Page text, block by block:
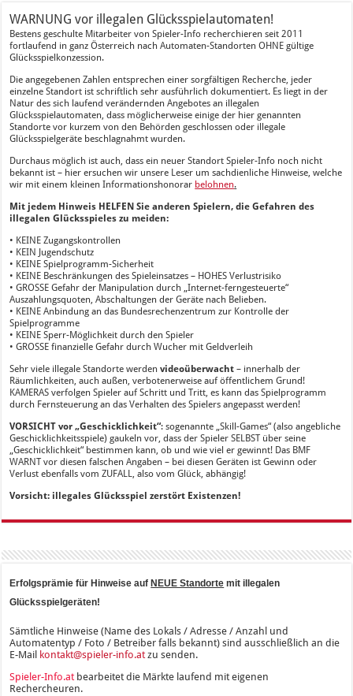
WARNUNG vor illegalen Glücksspielautomaten!
Bestens geschulte Mitarbeiter von Spieler-Info recherchieren seit 2011
fortlaufend in ganz Österreich nach Automaten-Standorten OHNE gültige
Glücksspielkonzession.
Die angegebenen Zahlen entsprechen einer sorgfältigen Recherche, jeder
einzelne Standort ist schriftlich sehr ausführlich dokumentiert. Es liegt in der
Natur des sich laufend verändernden Angebotes an illegalen
Glücksspielautomaten, dass möglicherweise einige der hier genannten
Standorte vor kurzem von den Behörden geschlossen oder illegale
Glücksspielgeräte beschlagnahmt wurden.
Durchaus möglich ist auch, dass ein neuer Standort Spieler-Info noch nicht
bekannt ist – hier ersuchen wir unsere Leser um sachdienliche Hinweise, welche
wir mit einem kleinen Informationshonorar belohnen.
Mit jedem Hinweis HELFEN Sie anderen Spielern, die Gefahren des
illegalen Glücksspieles zu meiden:
• KEINE Zugangskontrollen
• KEIN Jugendschutz
• KEINE Spielprogramm-Sicherheit
• KEINE Beschränkungen des Spieleinsatzes – HOHES Verlustrisiko
• GROSSE Gefahr der Manipulation durch „Internet-ferngesteuerte“
Auszahlungsquoten, Abschaltungen der Geräte nach Belieben.
• KEINE Anbindung an das Bundesrechenzentrum zur Kontrolle der
Spielprogramme
• KEINE Sperr-Möglichkeit durch den Spieler
• GROSSE finanzielle Gefahr durch Wucher mit Geldverleih
Sehr viele illegale Standorte werdenvideoüberwacht– innerhalb der
Räumlichkeiten, auch außen, verbotenerweise auf öffentlichem Grund!
KAMERAS verfolgen Spieler auf Schritt und Tritt, es kann das Spielprogramm
durch Fernsteuerung an das Verhalten des Spielers angepasst werden!
VORSICHT vor „Geschicklichkeit“: sogenannte „Skill-Games“ (also angebliche
Geschicklichkeitsspiele) gaukeln vor, dass der Spieler SELBST über seine
„Geschicklichkeit“ bestimmen kann, ob und wie viel er gewinnt! Das BMF
WARNT vor diesen falschen Angaben – bei diesen Geräten ist Gewinn oder
Verlust ebenfalls vom ZUFALL, also vom Glück, abhängig!
Vorsicht: illegales Glücksspiel zerstört Existenzen!
Erfolgsprämie für Hinweise aufNEUE Standorte mit illegalen
Glücksspielgeräten!
Sämtliche Hinweise (Name des Lokals / Adresse / Anzahl und
Automatentyp / Foto / Betreiber falls bekannt) sind ausschließlich an die
E-Mail kontakt@spieler-info.atzu senden.
Spieler-Info.atbearbeitet die Märkte laufend mit eigenen
Rechercheuren.